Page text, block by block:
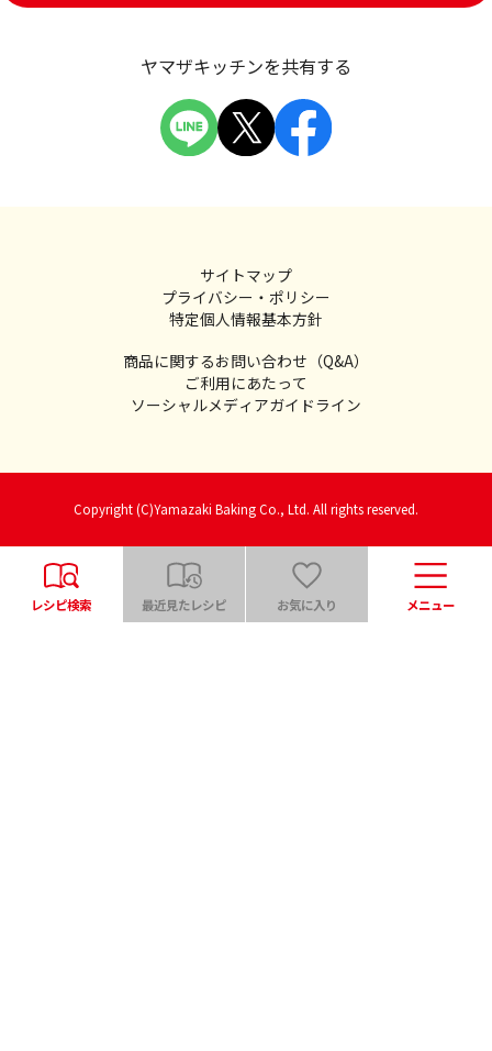
ヤマザキッチンを共有する
サイトマップ
プライバシー・ポリシー
特定個人情報基本方針
商品に関するお問い合わせ（Q&A）
ご利用にあたって
ソーシャルメディアガイドライン
Copyright (C)Yamazaki Baking Co., Ltd. All rights reserved.
レシピ検索 最近見たレシピ お気に入り メニュー